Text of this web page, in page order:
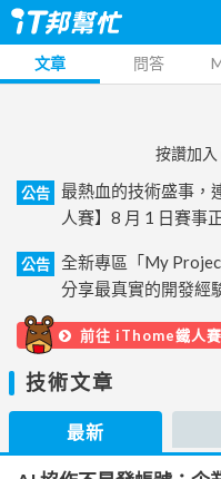
文章 問答
按讚加
公告
最熱血的技術盛事，
人賽】8 月 1 日賽事
公告
全新專區「My
分享最真實的開發經
前往 iThome鐵人賽
技術文章
最新